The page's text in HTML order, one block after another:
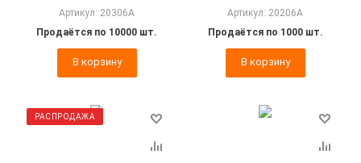
Артикул: 20306A
Продаётся по 10000 шт.
В корзину
Артикул: 20206A
Продаётся по 1000 шт.
В корзину
РАСПРОДАЖА